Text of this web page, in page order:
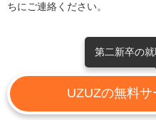
ちにご連絡ください。
第二新卒の就
UZUZの無料サ